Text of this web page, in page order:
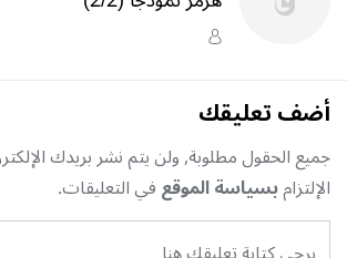
أضف تعليقك
جميع الحقول مطلوبة, ولن يتم نشر بريدك
الإلتزامبسياسة الموقعفي التعليقات.